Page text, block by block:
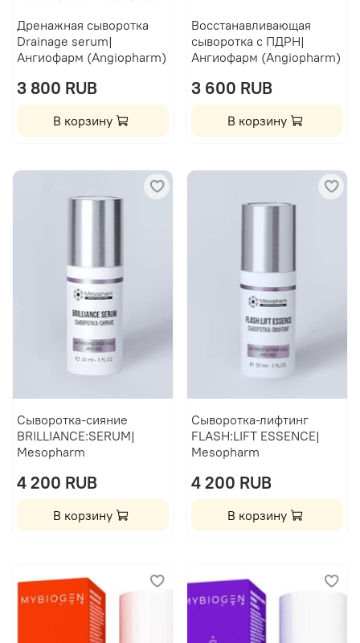
Дренажная сыворотка
Drainage serum|
Ангиофарм (Angiopharm)
3 800 RUB
В корзину
Восстанавливающая
сыворотка с ПДРН|
Ангиофарм (Angiopharm)
3 600 RUB
В корзину
Сыворотка-сияние
BRILLIANCE:SERUM|
Mesopharm
4 200 RUB
В корзину
Сыворотка-лифтинг
FLASH:LIFT ESSENCE|
Mesopharm
4 200 RUB
В корзину